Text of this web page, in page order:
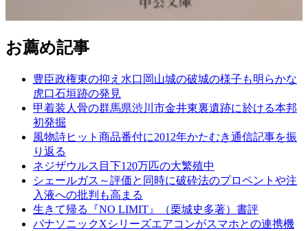
お薦め記事
豊臣政権東の抑え水口岡山城の破城の様子も明らかな
虎口石垣跡の発見
甲着装人骨の群馬県渋川市金井東裏遺跡に於ける本邦
初発掘
風物詩ヒット商品番付に2012年かたむき通信記事を振
り返る
ネジザウルス目下120万匹の大繁殖中
シェールガス～評価と同時に破砕法のプロペントや注
入液への批判も高まる
生きて帰る『NO LIMIT』（栗城史多著）書評
パナソニックXシリーズエアコンがスマホとの連携機